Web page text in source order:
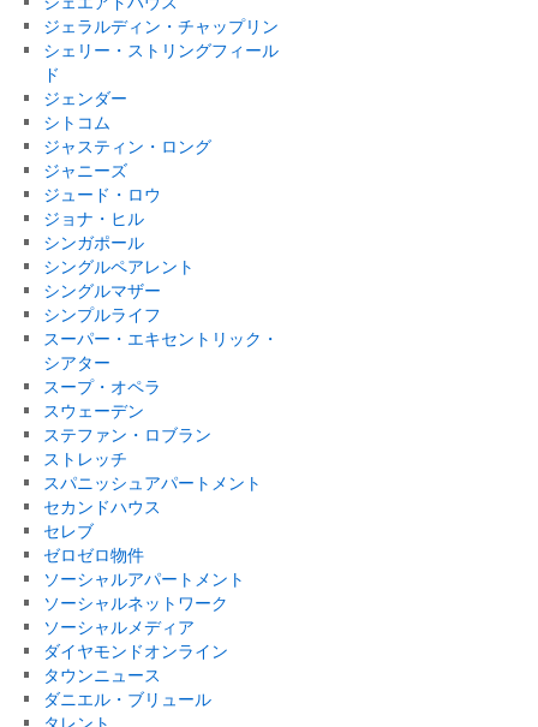
ジェラルディン・チャップリン
シェリー・ストリングフィール
ド
ジェンダー
シトコム
ジャスティン・ロング
ジャニーズ
ジュード・ロウ
ジョナ・ヒル
シンガポール
シングルペアレント
シングルマザー
シンプルライフ
スーパー・エキセントリック・
シアター
スープ・オペラ
スウェーデン
ステファン・ロブラン
ストレッチ
スパニッシュアパートメント
セカンドハウス
セレブ
ゼロゼロ物件
ソーシャルアパートメント
ソーシャルネットワーク
ソーシャルメディア
ダイヤモンドオンライン
タウンニュース
ダニエル・ブリュール